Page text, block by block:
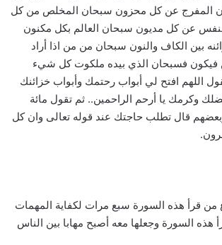
المفرج عن كل محزون سبحان المخلص من كل
عن كل مديون سبحان العالم بكل مكنون
بين الكاف والنون سبحان من من اذا أراد
فيكون فسبحان الذي بيده ملكوت كل شيء
اللهم افتح لي أبواب رحتمك وأبواب خزائنك
وكرمك يا أرحم الراحمين.. ثم تقول مائة
قال تطلب حاجتك عند قوله تعالى وان كل
من قرأ هذه السورة سبع مرات لكفاية المهمات
هذه السورة وجعلها معه أصبح مهابا بين الناس